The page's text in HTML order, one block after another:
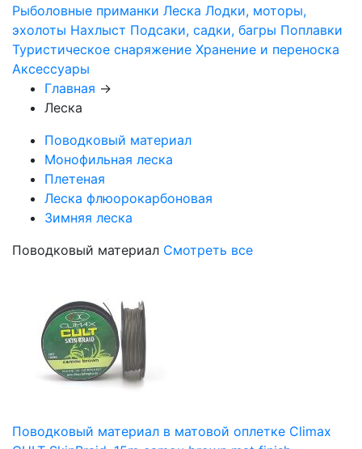
Рыболовные приманки Леска Лодки, моторы,
эхолоты Нахлыст Подсаки, садки, багры Поплавки
Туристическое снаряжение Хранение и переноска
Аксессуары
Главная →
Леска
Поводковый материал
Монофильная леска
Плетеная
Леска флюорокарбоновая
Зимняя леска
Поводковый материал Смотреть все
Поводковый материал в матовой оплетке Climax